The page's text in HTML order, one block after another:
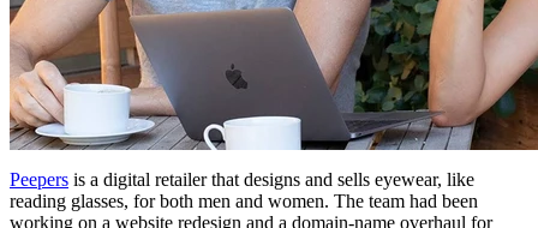
Peepers is a digital retailer that designs and sells eyewear, like
reading glasses, for both men and women. The team had been
working on a website redesign and a domain-name overhaul for